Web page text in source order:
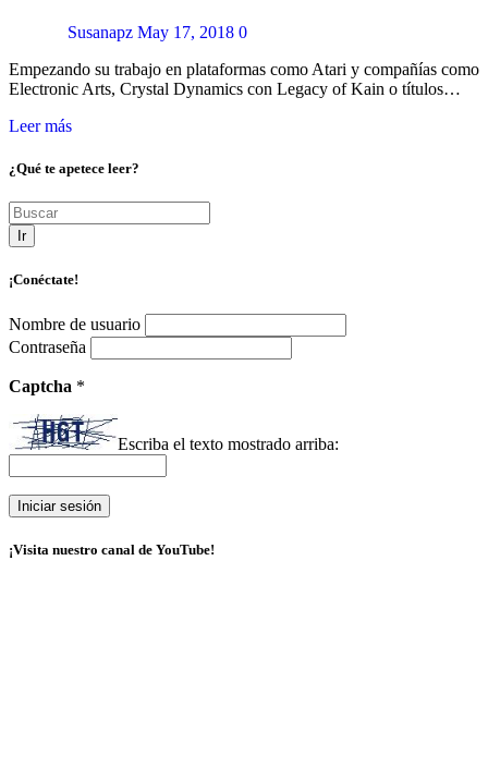
Susanapz May 17, 2018 0
Empezando su trabajo en plataformas como Atari y compañías como
Electronic Arts, Crystal Dynamics con Legacy of Kain o títulos…
Leer más
¿Qué te apetece leer?
Ir
¡Conéctate!
Nombre de usuario
Contraseña
Captcha *
Escriba el texto mostrado arriba:
¡Visita nuestro canal de YouTube!